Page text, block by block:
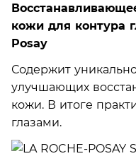
кожи для контура
Posay
Содержит
улучшающих
кожи. В итоге
глазами.